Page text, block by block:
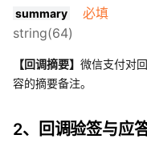
summary
必填
string(64)
【回调摘要】 微信支付对
容的摘要备注。
2、回调验签与应